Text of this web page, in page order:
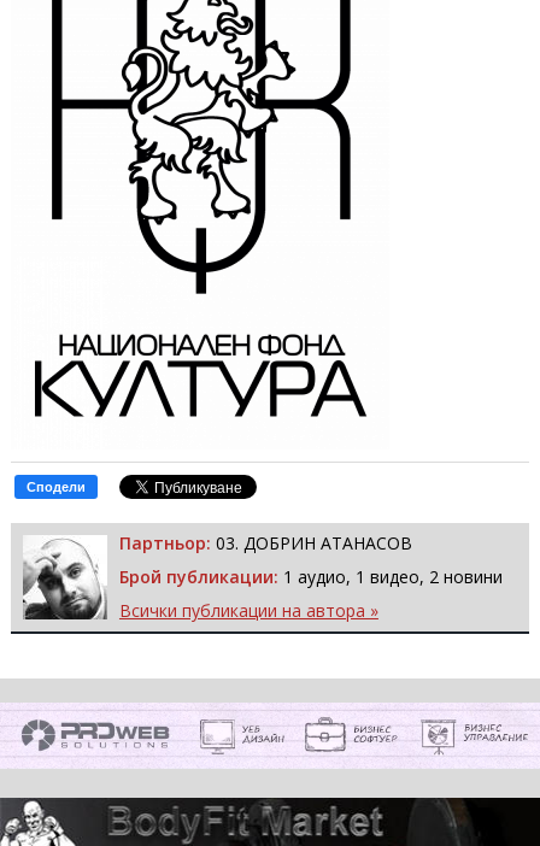
Сподели
Партньор: 03. ДОБРИН АТАНАСОВ
Брой публикации: 1 аудио, 1 видео, 2 новини
Всички публикации на автора »